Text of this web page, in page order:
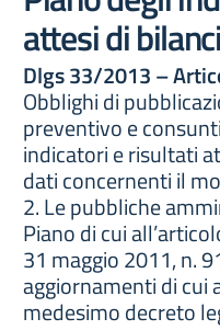
attesi di
Dlgs 33/2013 –
Obblighi di
preventivo e
indicatori e risultati
dati concernenti il
2. Le pubbliche
Piano di cui
31 maggio 2011, n.
aggiornamenti di cui
medesimo decreto